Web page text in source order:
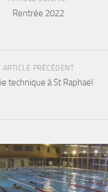
Rentrée 2022
ARTICLE PRÉCÉDENT
technique à St Raphaël